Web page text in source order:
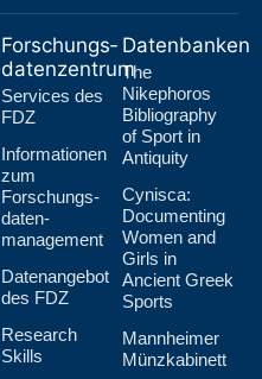
Forschungs­
datenzentrum
Services des
FDZ
Informationen
zum
Forschungs­
daten­
management
Datenangebot
des FDZ
Research
Skills
Datenbanken
The
Nikephoros
Bibliography
of Sport in
Antiquity
Cynisca:
Documenting
Women and
Girls in
Ancient Greek
Sports
Mannheimer
Münzkabinett